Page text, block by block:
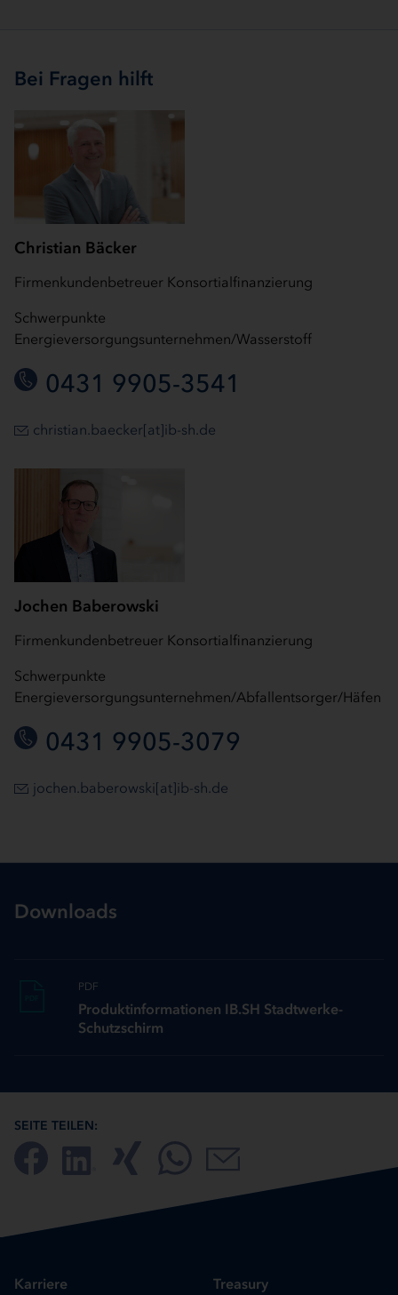
Bei Fragen hilft
Christian Bäcker
Firmenkundenbetreuer Konsortialfinanzierung
Schwerpunkte
Energieversorgungsunternehmen/Wasserstoff
0431 9905-3541
christian.baecker[at]ib-sh.de
Jochen Baberowski
Firmenkundenbetreuer Konsortialfinanzierung
Schwerpunkte
Energieversorgungsunternehmen/Abfallentsorger/Häfen
0431 9905-3079
jochen.baberowski[at]ib-sh.de
Downloads
PDF
Produktinformationen IB.SH Stadtwerke-
Schutzschirm
SEITE TEILEN:
Karriere Treasury